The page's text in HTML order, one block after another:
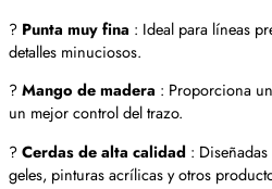
? Punta muy fina : Ideal para líneas
detalles minuciosos.
?Mango de madera : Proporciona
un mejor control del trazo.
?Cerdas de alta calidad :
geles, pinturas acrílicas y otros